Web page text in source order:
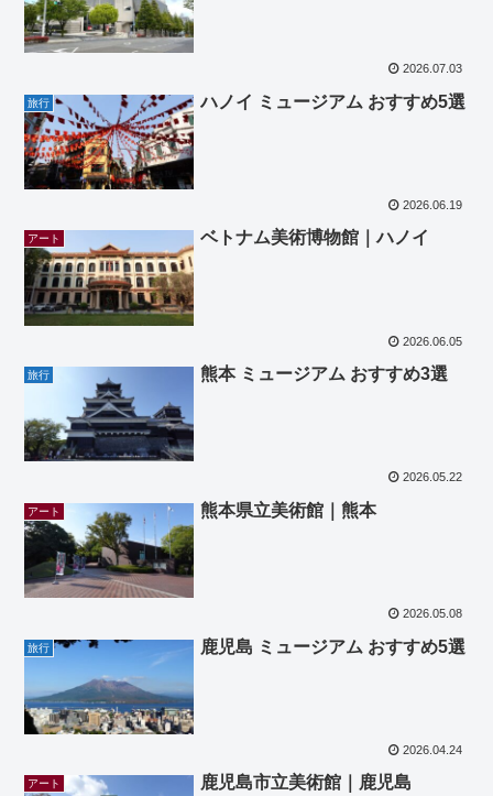
2026.07.03
旅行 ハノイ ミュージアム おすすめ5選
2026.06.19
アート ベトナム美術博物館｜ハノイ
2026.06.05
旅行 熊本 ミュージアム おすすめ3選
2026.05.22
アート 熊本県立美術館｜熊本
2026.05.08
旅行 鹿児島 ミュージアム おすすめ5選
2026.04.24
アート 鹿児島市立美術館｜鹿児島